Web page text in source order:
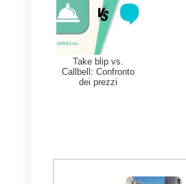
destinate ad
È proprio per
consigliamo
principale